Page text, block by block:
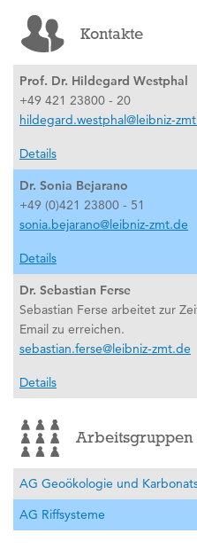
Kontakte
Prof. Dr. Hildegard Westphal
+49 421 23800 - 20
hildegard.westphal@leibniz-
Details
Dr. Sonia Bejarano
+49 (0)421 23800 - 51
sonia.bejarano@leibniz-zmt.de
Details
Dr. Sebastian Ferse
Sebastian Ferse arbeitet zur
Email zu erreichen.
sebastian.ferse@leibniz-zmt.de
Details
Arbeitsgruppen
AG Geoökologie und
AG Riffsysteme